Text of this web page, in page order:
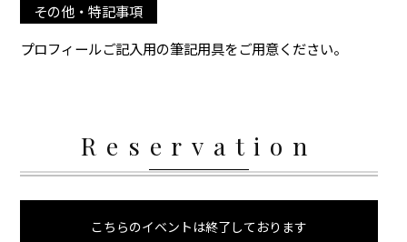
その他・特記事項
プロフィールご記入用の筆記用具をご用意ください。
Reservation
こちらのイベントは終了しております